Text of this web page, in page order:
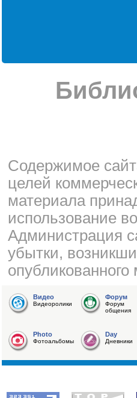
Cодержимое
целей
материала
использование
Администрация
убытки,
опубликованного
Видео
Видеоролики
Форум
Форум
общения
Photo
Фотоальбомы
Day
Дневники